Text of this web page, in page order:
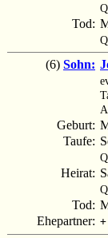
Tod:
(6) Sohn:
Geburt:
Taufe:
Heirat:
Tod:
Ehepartner: +